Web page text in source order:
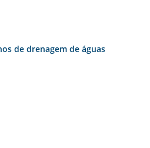
de drenagem de águas